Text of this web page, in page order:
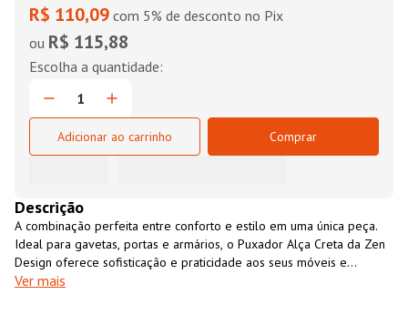
R$ 110,09 com 5% de desconto no Pix
ou R$ 115,88
Adicionar ao carrinho Comprar
Descrição
A combinação perfeita entre conforto e estilo em uma única peça.
Ideal para gavetas, portas e armários, o Puxador Alça Creta da Zen
Design oferece sofisticação e praticidade aos seus móveis e
ambientes. Com acabamento Níquel Velho e frisos laterais
Ver mais